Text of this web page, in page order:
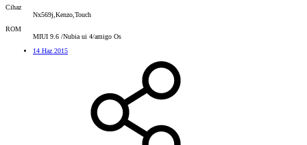
Cihaz
Nx569j,Kenzo,Touch
ROM
MIUI 9.6 /Nubia ui 4/amigo Os
14 Haz 2015